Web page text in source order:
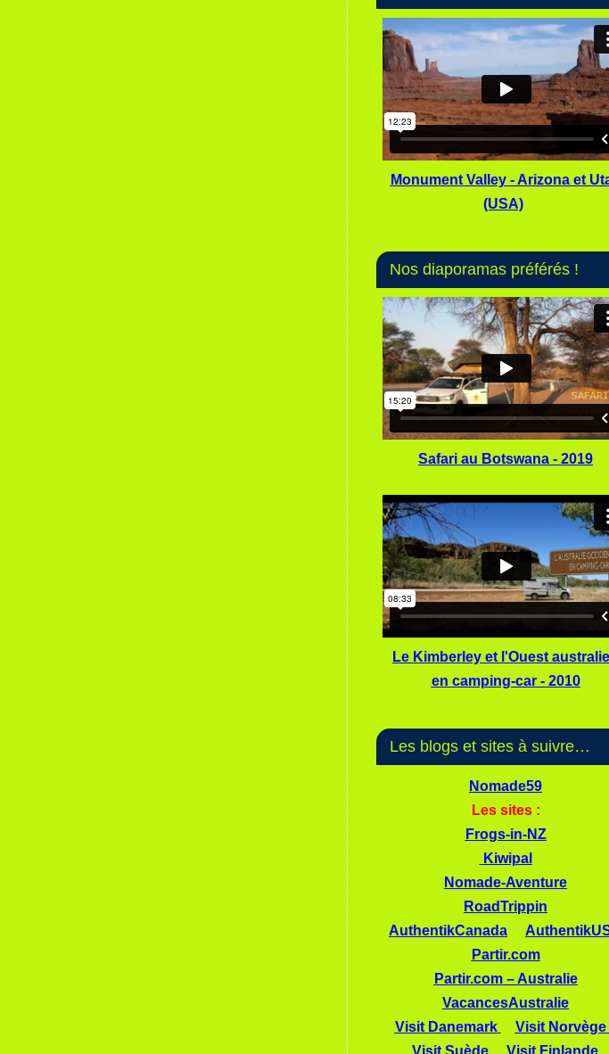
Monument Valley - Arizona et
(USA)
Nos diaporamas préférés !
Safari au Botswana - 2019
Le Kimberley et l'Ouest
en camping-car - 2010
Les blogs et sites à suivre…
Nomade59
Les sites :
Frogs-in-NZ
Kiwipal
Nomade-Aventure
RoadTrippin
AuthentikCanada
Partir.com
Partir.com – Australie
VacancesAustralie
Visit Danemark
Visit Norvège
Visit Suède
Visit Finlande